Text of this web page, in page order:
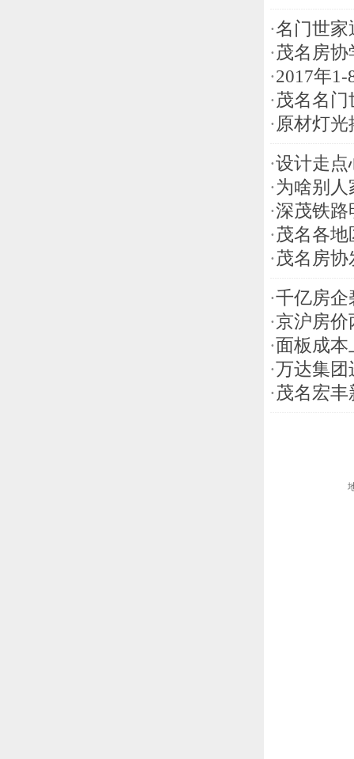
·名门世家
·茂名房
·2017年
·茂名名门
· 原材灯
·设计走点
·为啥别
·深茂铁路
·茂名各
·茂名房
·千亿房企
·京沪房
·面板成本
·万达集团
·茂名宏